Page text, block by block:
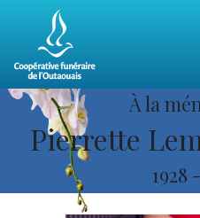
À la
Pierrette
1928 -